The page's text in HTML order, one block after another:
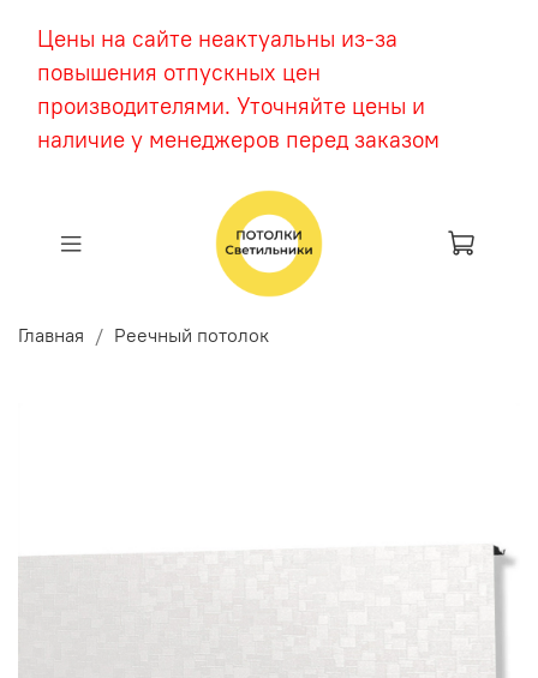
Цены на сайте неактуальны из-за
повышения отпускных цен
производителями. Уточняйте цены и
наличие у менеджеров перед заказом
Главная Реечный потолок